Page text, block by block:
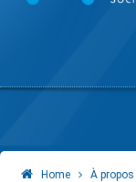
Home À propos